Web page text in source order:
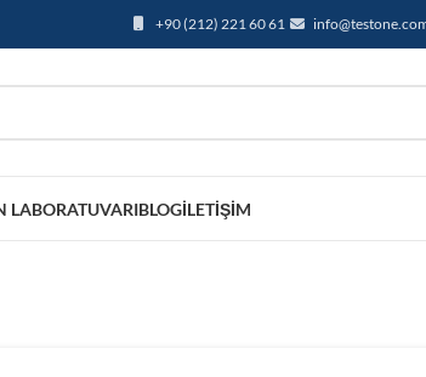
+90 (212) 221 60 61
LABORATUVARIBLOGİLETIŞIM